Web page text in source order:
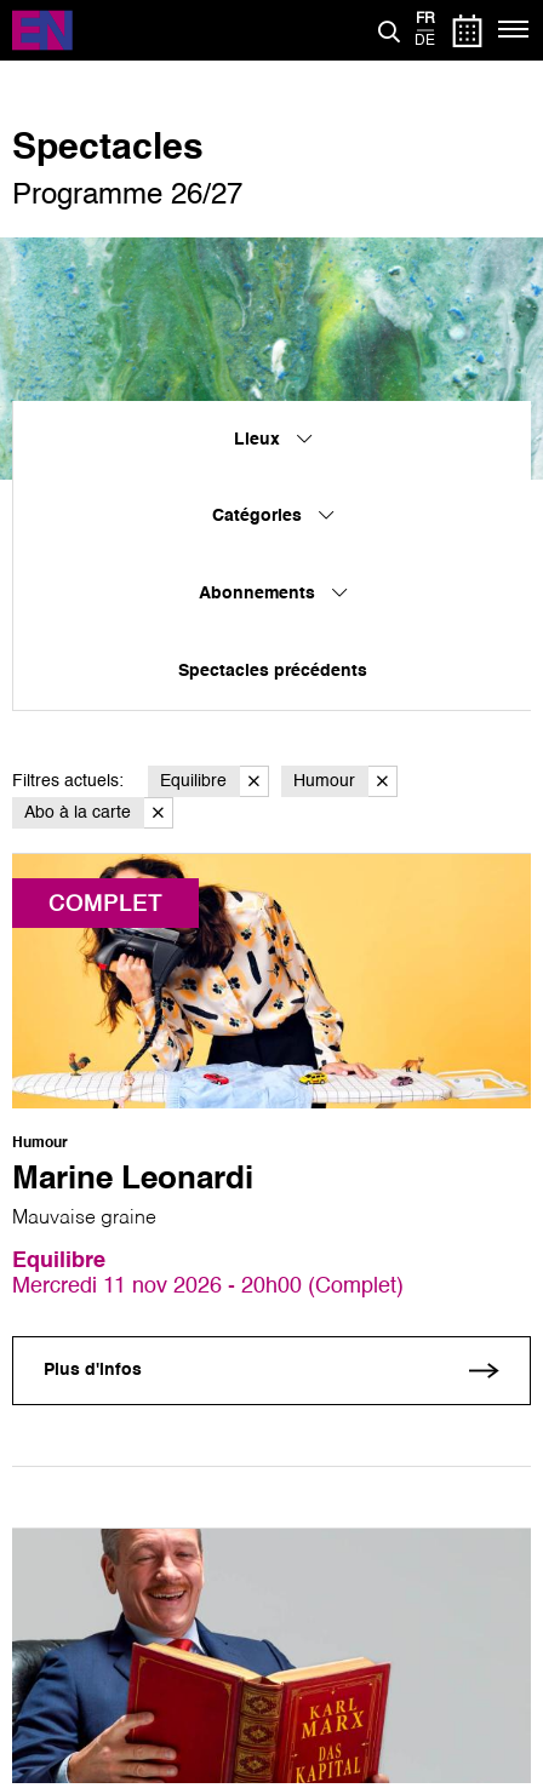
Aller
contenu
FR
DE
Spectacles
Programme 26/27
Lieux
Catégories
Abonnements
Spectacles précédents
Filtres actuels: Equilibre
Humour
Abo à la carte
COMPLET
Humour
Marine Leonardi
Mauvaise graine
Equilibre
Mercredi 11 nov 2026 - 20h00 (Complet)
Plus d'infos